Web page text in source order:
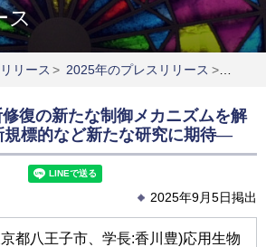
ス
リース > 2025年のプレスリリース >
復の新たな制御メカニズムを解
標的など新たな研究に期待―
2025年9月5日掲出
都八王子市、学長:香川豊)応用生物